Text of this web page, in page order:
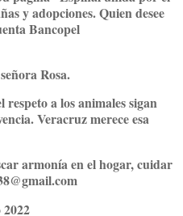
y adopciones. Quien desee
Bancopel
Rosa.
a los animales sigan
Veracruz merece esa
armonía en el hogar, cuidar